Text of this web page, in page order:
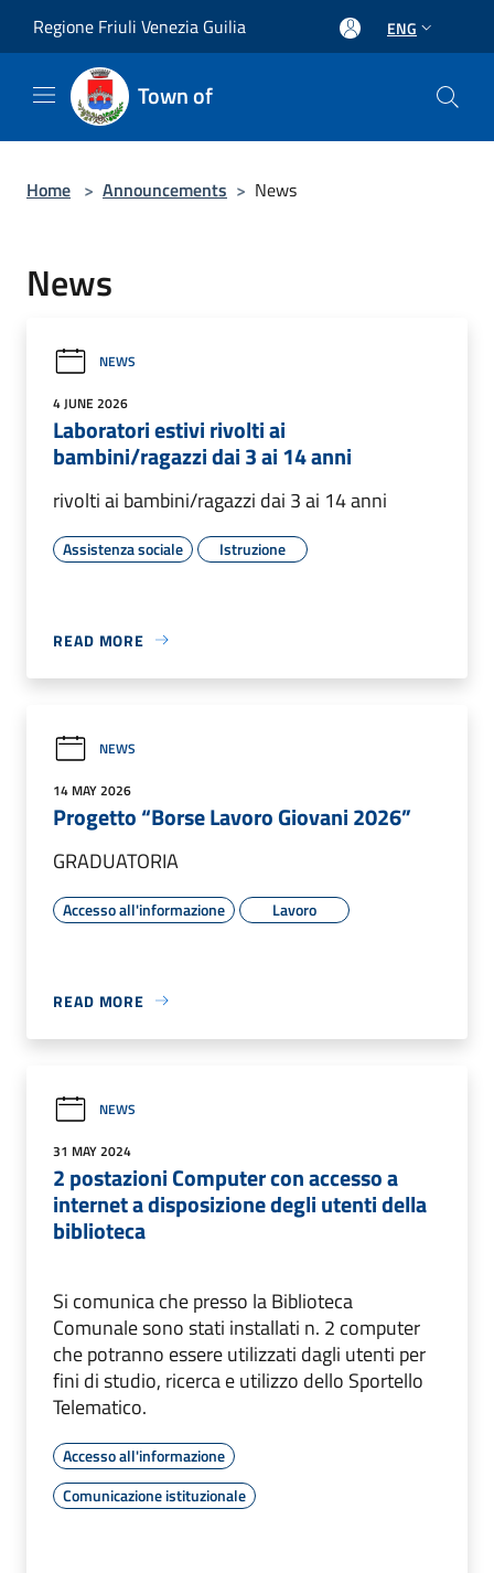
Regione Friuli Venezia Guilia ENG
Town of
Home > Announcements > News
News
NEWS
4 JUNE 2026
Laboratori estivi rivolti ai
bambini/ragazzi dai 3 ai 14 anni
rivolti ai bambini/ragazzi dai 3 ai 14 anni
Assistenza sociale Istruzione
READ MORE
NEWS
14 MAY 2026
Progetto “Borse Lavoro Giovani 2026”
GRADUATORIA
Accesso all'informazione Lavoro
READ MORE
NEWS
31 MAY 2024
2 postazioni Computer con accesso a
internet a disposizione degli utenti della
biblioteca
Si comunica che presso la Biblioteca
Comunale sono stati installati n. 2 computer
che potranno essere utilizzati dagli utenti per
fini di studio, ricerca e utilizzo dello Sportello
Telematico.
Accesso all'informazione
Comunicazione istituzionale